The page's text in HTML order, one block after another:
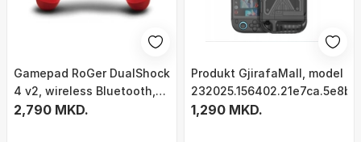
Gamepad RoGer DualShock
4 v2, wireless Bluetooth,
për PS4 PS TV, i zi
2,790 MKD.
Produkt GjirafaMall, model
1,290 MKD.